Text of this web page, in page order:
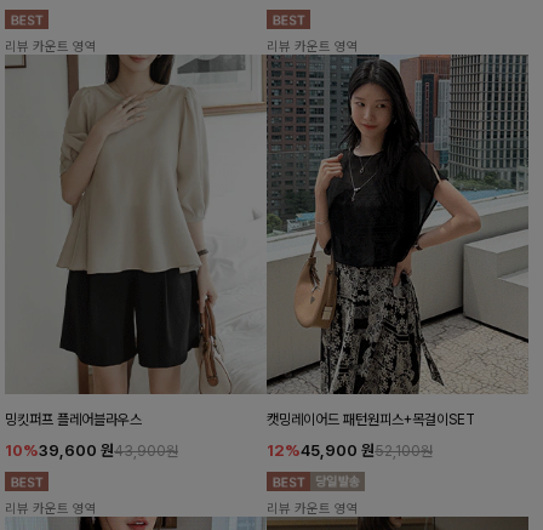
리뷰 카운트 영역 리뷰 카운트 영역
밍킷퍼프 플레어블라우스
10%39,600 원43,900원
리뷰 카운트 영역
캣밍레이어드 패턴원피스+목걸이SET
12%45,900 원52,100원
리뷰 카운트 영역